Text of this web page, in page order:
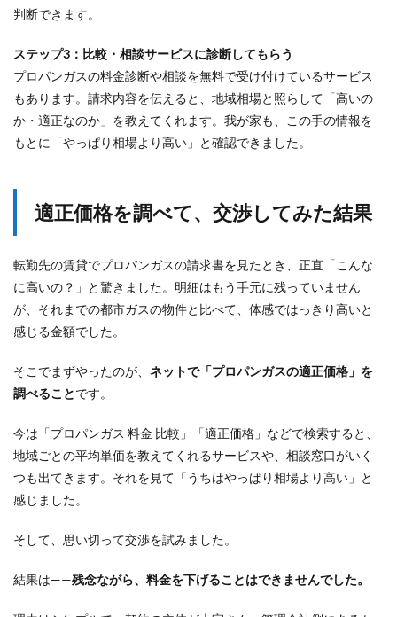
判断できます。
ステップ3：比較・相談サービスに診断してもらう
プロパンガスの料金診断や相談を無料で受け付けているサービス
もあります。請求内容を伝えると、地域相場と照らして「高いの
か・適正なのか」を教えてくれます。我が家も、この手の情報を
もとに「やっぱり相場より高い」と確認できました。
適正価格を調べて、交渉してみた結果
転勤先の賃貸でプロパンガスの請求書を見たとき、正直「こんな
に高いの？」と驚きました。明細はもう手元に残っていません
が、それまでの都市ガスの物件と比べて、体感ではっきり高いと
感じる金額でした。
そこでまずやったのが、 ネットで「プロパンガスの適正価格」を
調べることです。
今は「プロパンガス 料金 比較」「適正価格」などで検索すると、
地域ごとの平均単価を教えてくれるサービスや、相談窓口がいく
つも出てきます。それを見て「うちはやっぱり相場より高い」と
感じました。
そして、思い切って交渉を試みました。
結果は——残念ながら、料金を下げることはできませんでした。